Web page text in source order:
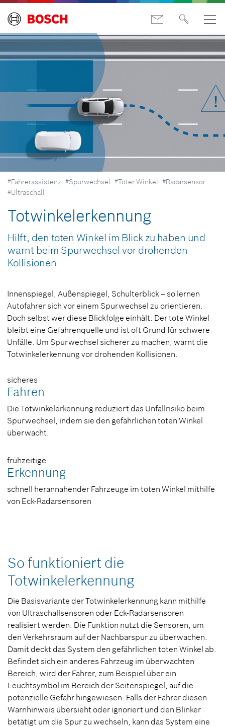
#Fahrerassistenz #Spurwechsel #Toter-Winkel #Radarsensor
#Ultraschall
Totwinkelerkennung
Hilft, den toten Winkel im Blick zu haben und
warnt beim Spurwechsel vor drohenden
Kollisionen
Innenspiegel, Außenspiegel, Schulterblick – so lernen
Autofahrer sich vor einem Spurwechsel zu orientieren.
Doch selbst wer diese Blickfolge einhält: Der tote Winkel
bleibt eine Gefahrenquelle und ist oft Grund für schwere
Unfälle. Um Spurwechsel sicherer zu machen, warnt die
Totwinkelerkennung vor drohenden Kollisionen.
sicheres
Fahren
Die Totwinkelerkennung reduziert das Unfallrisiko beim
Spurwechsel, indem sie den gefährlichen toten Winkel
überwacht.
frühzeitige
Erkennung
schnell herannahender Fahrzeuge im toten Winkel mithilfe
von Eck-Radarsensoren
So funktioniert die
Totwinkelerkennung
Die Basisvariante der Totwinkelerkennung kann mithilfe
von Ultraschallsensoren oder Eck-Radarsensoren
realisiert werden. Die Funktion nutzt die Sensoren, um
den Verkehrsraum auf der Nachbarspur zu überwachen.
Damit deckt das System den gefährlichen toten Winkel ab.
Befindet sich ein anderes Fahrzeug im überwachten
Bereich, wird der Fahrer, zum Beispiel über ein
Leuchtsymbol im Bereich der Seitenspiegel, auf die
potenzielle Gefahr hingewiesen. Falls der Fahrer diesen
Warnhinweis übersieht oder ignoriert und den Blinker
betätigt um die Spur zu wechseln, kann das System eine